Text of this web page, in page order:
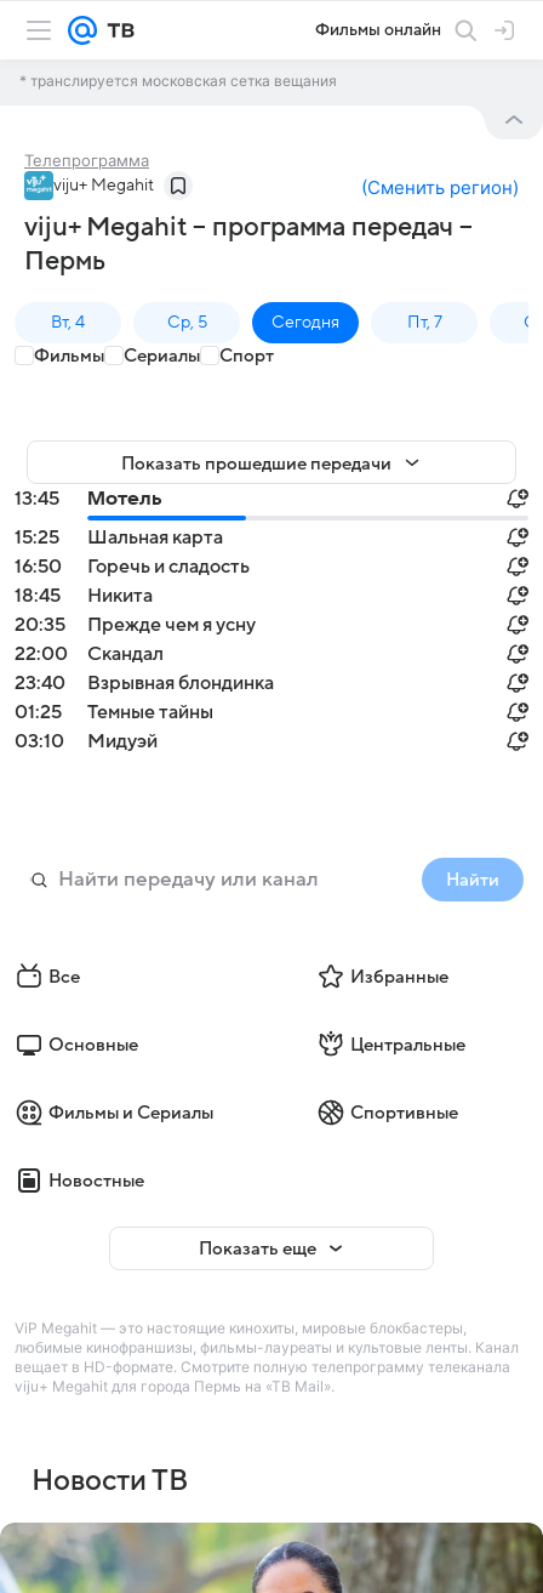
Фильмы онлайн
* транслируется московская сетка вещания
Телепрограмма
viju+ Megahit (Сменить регион)
viju+ Megahit – программа передач –
Пермь
Вт, 4 Ср, 5 Сегодня Пт, 7
Фильмы Сериалы Спорт
Показать прошедшие передачи
13:45
Мотель
15:25
Шальная карта
16:50
Горечь и сладость
18:45
Никита
20:35
Прежде чем я усну
22:00
Скандал
23:40
Взрывная блондинка
01:25
Темные тайны
03:10
Мидуэй
Найти
Все Избранные
Основные Центральные
Фильмы и Сериалы Спортивные
Новостные
Показать еще
ViP Megahit — это настоящие кинохиты, мировые блокбастеры,
любимые кинофраншизы, фильмы-лауреаты и культовые ленты. Канал
вещает в HD-формате. Смотрите полную телепрограмму телеканала
viju+ Megahit для города Пермь на «ТВ Mail».
Новости ТВ